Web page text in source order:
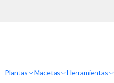
Plantas Macetas Herramientas